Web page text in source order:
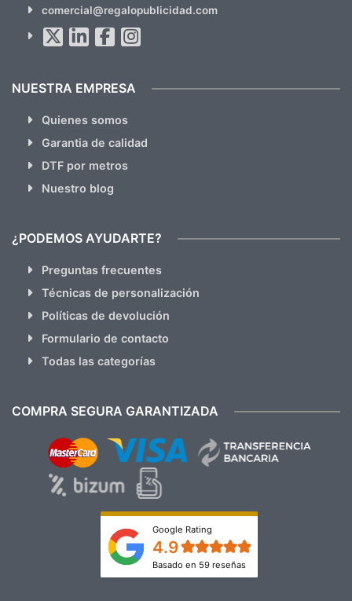
hacemos Spam)
comercial@regalopublicidad.com
NUESTRA EMPRESA
Quienes somos
Garantia de calidad
DTF por metros
Nuestro blog
¿PODEMOS AYUDARTE?
Preguntas frecuentes
Técnicas de personalización
Políticas de devolución
Formulario de contacto
Todas las categorías
COMPRA SEGURA GARANTIZADA
Google Rating
4.9
Basado en 59 reseñas